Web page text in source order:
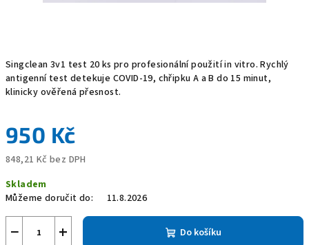
Singclean 3v1 test 20 ks pro profesionální použití in vitro. Rychlý
antigenní test detekuje COVID-19, chřipku A a B do 15 minut,
klinicky ověřená přesnost.
950 Kč
848,21 Kč bez DPH
cena:
Skladem
Můžeme doručit do:
11.8.2026
+
− Do košíku